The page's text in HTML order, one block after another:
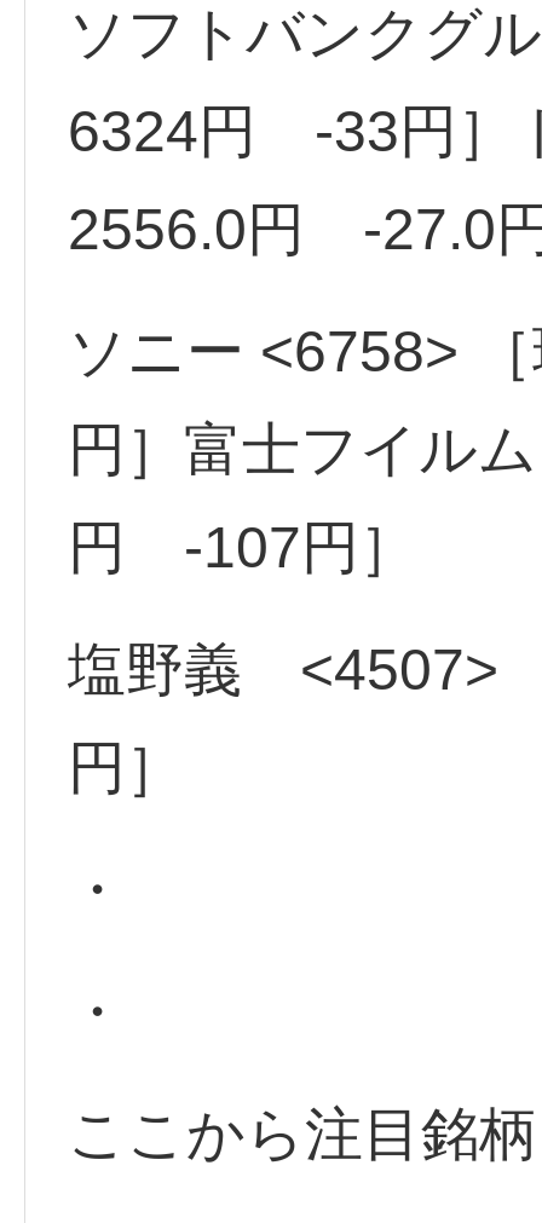
ソフトバンクグ
6324円 -33円］
2556.0円 -27.0
ソニー <6758>
円］富士フイル
円 -107円］
塩野義 <4507>
円］
・
・
ここから注目銘柄